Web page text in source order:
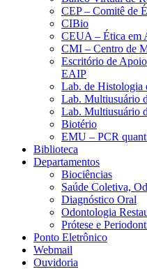
CEP – Comitê de
CIBio
CEUA – Ética em
CMI – Centro de
Escritório de
EAIP
Lab. de Histologia
Lab. Multiusuário
Lab. Multiusuário
Biotério
EMU – PCR
Biblioteca
Departamentos
Biociências
Saúde Coletiva,
Diagnóstico Oral
Odontologia
Prótese e
Ponto Eletrônico
Webmail
Ouvidoria